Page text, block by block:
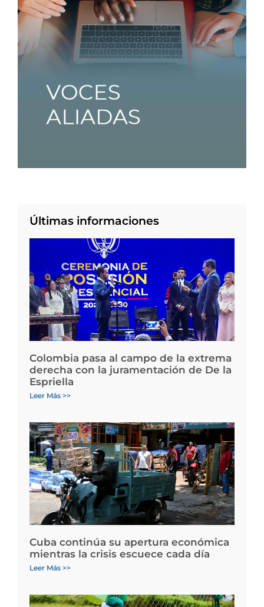
Últimas informaciones
Colombia pasa al campo de la extrema
derecha con la juramentación de De la
Espriella
Leer Más >>
Cuba continúa su apertura económica
mientras la crisis escuece cada día
Leer Más >>